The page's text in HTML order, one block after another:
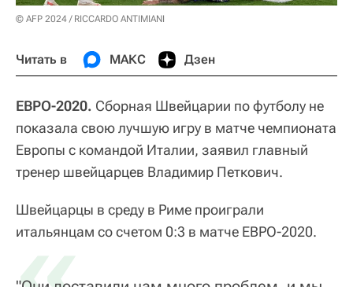
© AFP 2024 / RICCARDO ANTIMIANI
Читать в МАКС Дзен
ЕВРО-2020. Сборная Швейцарии по футболу не
показала свою лучшую игру в матче чемпионата
Европы с командой Италии, заявил главный
тренер швейцарцев Владимир Петкович.
Швейцарцы в среду в Риме проиграли
итальянцам со счетом 0:3 в матче ЕВРО-2020.